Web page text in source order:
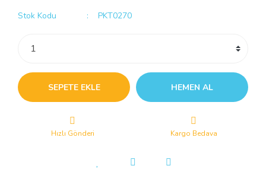
Stok Kodu PKT0270
SEPETE EKLE HEMEN AL
Hızlı Gönderi Kargo Bedava